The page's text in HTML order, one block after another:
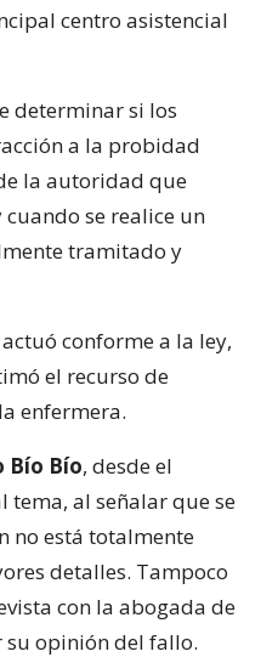
centro asistencial
determinar si los
a la probidad
la autoridad que
se realice un
tramitado y
conforme a la ley,
el recurso de
enfermera.
Bío Bío, desde el
tema, al señalar que se
no está totalmente
detalles. Tampoco
con la abogada de
opinión del fallo.